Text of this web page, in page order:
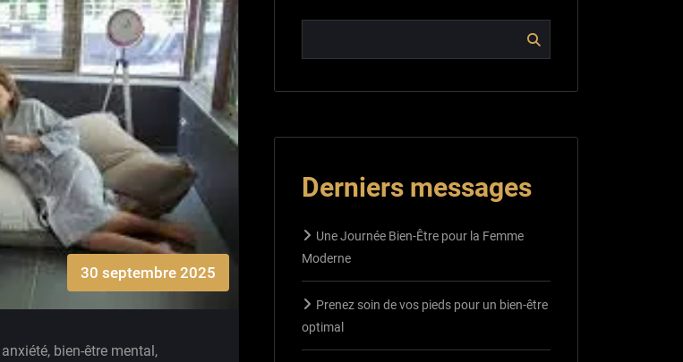
30 septembre 2025
anxiété, bien-être mental,
Derniers messages
Une Journée Bien-Être pour la Femme
Moderne
Prenez soin de vos pieds pour un bien-être
optimal